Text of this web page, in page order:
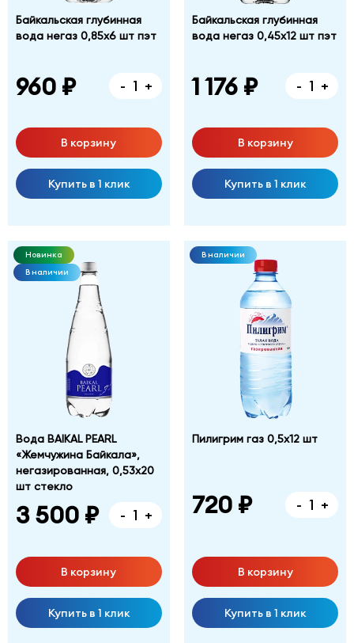
Байкальская глубинная
вода негаз 0,85х6 шт пэт
960 ₽ - +
В корзину
Купить в 1 клик
Байкальская глубинная
вода негаз 0,45х12 шт пэт
1 176 ₽ - +
В корзину
Купить в 1 клик
Новинка
В наличии
Вода BAIKAL PEARL
«Жемчужина Байкала»,
негазированная, 0,53х20
шт стекло
3 500 ₽ - +
В корзину
Купить в 1 клик
В наличии
Пилигрим газ 0,5х12 шт
720 ₽ - +
В корзину
Купить в 1 клик